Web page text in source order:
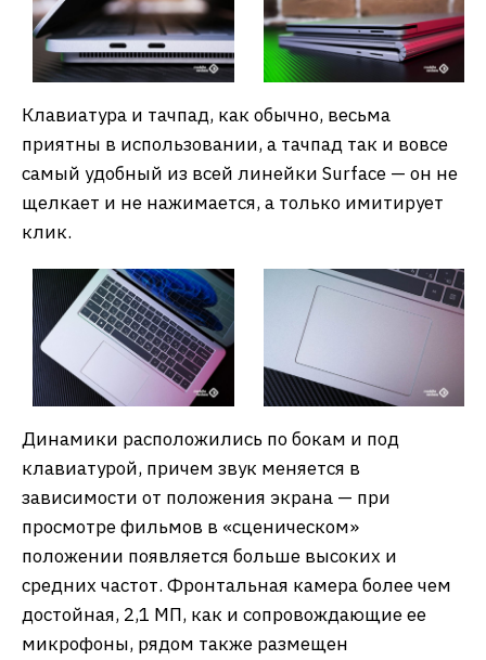
Клавиатура и тачпад, как обычно, весьма
приятны в использовании, а тачпад так и вовсе
самый удобный из всей линейки Surface — он не
щелкает и не нажимается, а только имитирует
клик.
Динамики расположились по бокам и под
клавиатурой, причем звук меняется в
зависимости от положения экрана — при
просмотре фильмов в «сценическом»
положении появляется больше высоких и
средних частот. Фронтальная камера более чем
достойная, 2,1 МП, как и сопровождающие ее
микрофоны, рядом также размещен